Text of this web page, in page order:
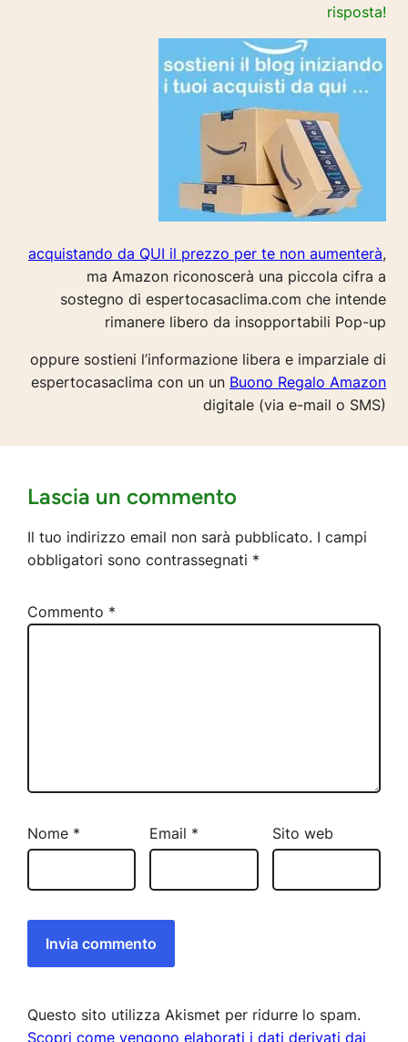
risposta!
acquistando da QUI il prezzo per te non aumenterà,
ma Amazon riconoscerà una piccola cifra a
sostegno di espertocasaclima.com che intende
rimanere libero da insopportabili Pop-up
oppure sostieni l’informazione libera e imparziale di
espertocasaclima con un un Buono Regalo Amazon
digitale (via e-mail o SMS)
Lascia un commento
Il tuo indirizzo email non sarà pubblicato. I campi
obbligatori sono contrassegnati *
Commento *
Nome * Email * Sito web
Questo sito utilizza Akismet per ridurre lo spam.
Scopri come vengono elaborati i dati derivati dai